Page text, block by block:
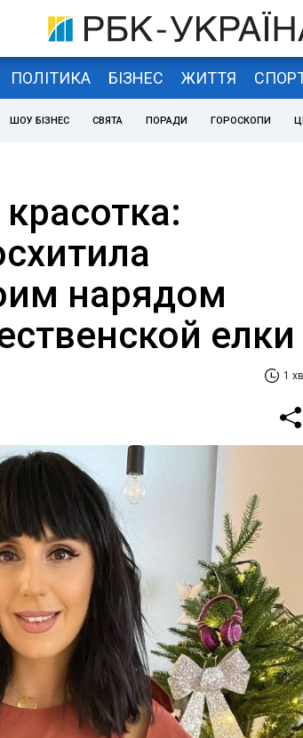
ПОЛІТИКА БІЗНЕС ЖИТТЯ
ШОУ БІЗНЕС СВЯТА ПОРАДИ ГОРОСКОПИ
нарядом
елки
1 хв